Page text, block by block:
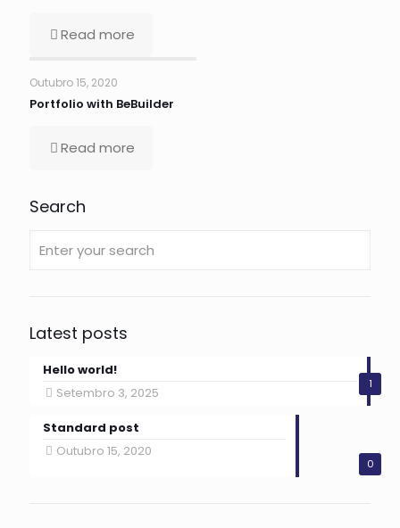
Read more
Outubro 15, 2020
Portfolio with BeBuilder
Read more
Search
Latest posts
1
Hello world!
Setembro 3, 2025
0
Standard post
Outubro 15, 2020